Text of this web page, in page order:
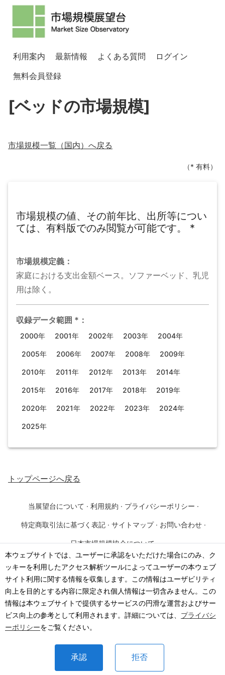
本ウェブサイトでは、ユーザーに承認をいただけた場合にのみ、ク
ッキーを利用したアクセス解析ツールによってユーザーの本ウェブ
サイト利用に関する情報を収集します。この情報はユーザビリティ
向上を目的とする内容に限定され個人情報は一切含みません。この
情報は本ウェブサイトで提供するサービスの円滑な運営およびサー
ビス向上の参考として利用されます。詳細については、 プライバシ
ーポリシーをご覧ください。
承認 拒否
利用案内 最新情報 よくある質問
ログイン
無料会員登録
[ベッドの市場規模]
市場規模一覧（国内）へ戻る
（* 有料）
市場規模の値、その前年比、出所等につい
ては、有料版でのみ閲覧が可能です。
*
市場規模定義：
家庭における支出金額ベース。ソファーベッド、乳児
用は除く。
収録データ範囲 * ：
2000年 2001年 2002年 2003年 2004年
2005年 2006年 2007年 2008年 2009年
2010年 2011年 2012年 2013年 2014年
2015年 2016年 2017年 2018年 2019年
2020年 2021年 2022年 2023年 2024年
2025年
トップページへ戻る
当展望台について · 利用規約 · プライバシーポリシー ·
特定商取引法に基づく表記 · サイトマップ · お問い合わせ ·
日本市場規模協会について
©2026· 一般社団法人 日本市場規模協会